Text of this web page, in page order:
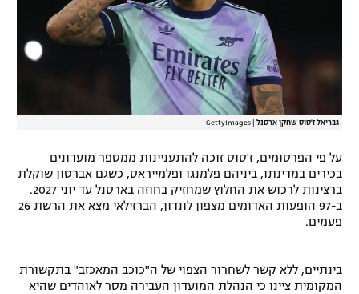
לוח דרושים – ג'ובנט
המגזין
גבריאל ז'סוס שחקן ארסנל GettyImages
על פי הפרסומים, ז'סוס זוכה להתעניינות ממספר מועדונים
בכירים במדינתו, ביניהם פלמנגו ופלמייראס, כשגם אברטון שוקלת
ברצינות לרכוש את החלוץ שמחזיק בחוזה בארסנל עד יוני 2027.
ב-97 הופעות האדומים מצפון לונדון, הברזילאי מצא את הרשת 26
פעמים.
בינתיים, ללא קשר לשחרור הצפוי של ה"כוכב המאכזב" בתקשורת
המקומית ציינו כי הנהלת המועדון העבירה מסר לאוהדים שהיא